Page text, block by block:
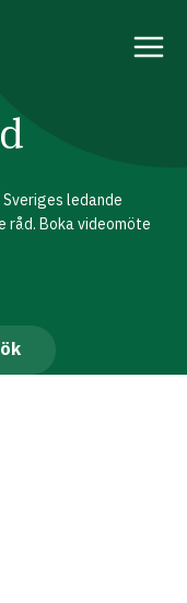
ledande
råd. Boka videomöte